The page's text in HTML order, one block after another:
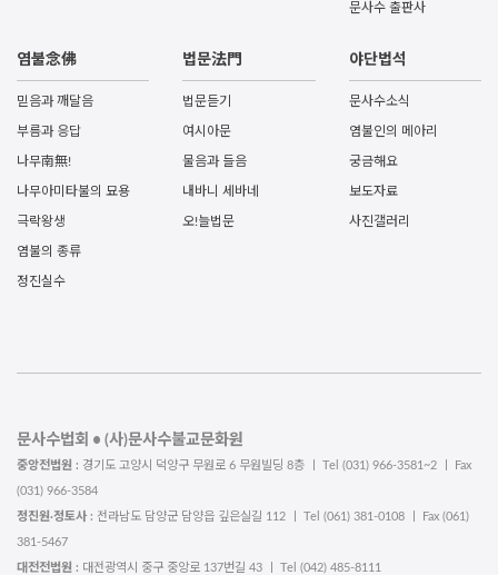
문사수 출판사
염불念佛
믿음과 깨달음
부름과 응답
나무南無!
나무아미타불의 묘용
극락왕생
염불의 종류
정진실수
법문法門
법문듣기
여시아문
물음과 들음
내바니 세바네
오!늘법문
야단법석
문사수소식
염불인의 메아리
궁금해요
보도자료
사진갤러리
문사수법회 • (사)문사수불교문화원
중앙전법원 : 경기도 고양시 덕양구 무원로 6 무원빌딩 8층 ㅣ Tel (031) 966-3581~2 ㅣ Fax
(031) 966-3584
정진원·정토사 : 전라남도 담양군 담양읍 깊은실길 112 ㅣ Tel (061) 381-0108 ㅣ Fax (061)
381-5467
대전전법원 : 대전광역시 중구 중앙로 137번길 43 ㅣ Tel (042) 485-8111